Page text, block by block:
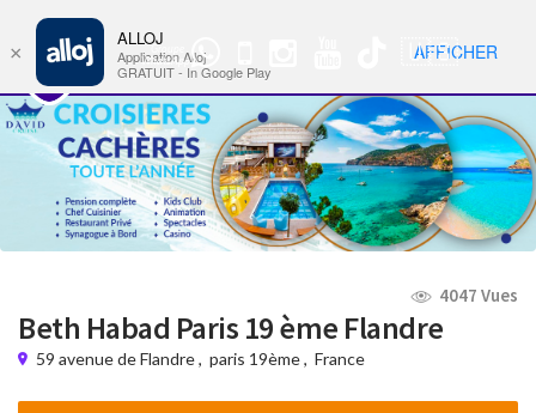
Groupe
WhatsApp
🇺🇸 Nav
4047 Vues
Beth Habad Paris 19 ème Flandre
59 avenue de Flandre, paris 19ème, France
×
ALLOJ
Application Alloj
GRATUIT - In Google Play
AFFICHER